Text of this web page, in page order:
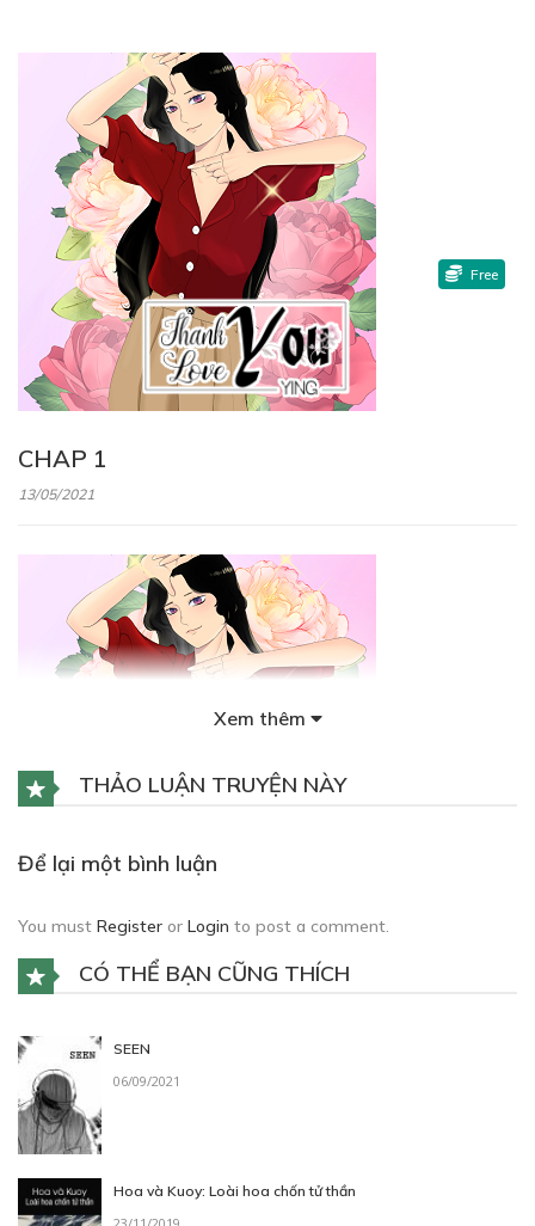
CHAP 1
13/05/2021
Free
CHAP 2
13/05/2021
Xem thêm
THẢO LUẬN TRUYỆN NÀY
Để lại một bình luận
You must Register or Login to post a comment.
CÓ THỂ BẠN CŨNG THÍCH
SEEN
06/09/2021
Hoa và Kuoy: Loài hoa chốn tử thần